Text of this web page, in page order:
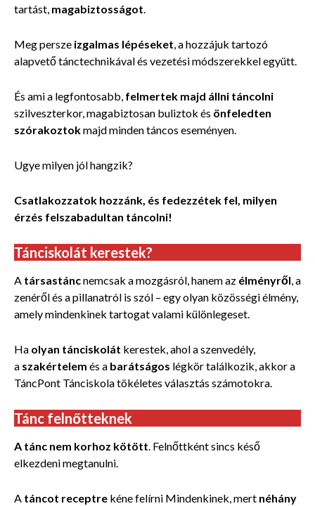
tartást, magabiztosságot.
Meg persze izgalmas lépéseket, a hozzájuk tartozó
alapvető tánctechnikával és vezetési módszerekkel együtt.
És ami a legfontosabb, felmertek majd állni táncolni
szilveszterkor, magabiztosan buliztok és önfeledten
szórakoztokmajd minden táncos eseményen.
Ugye milyen jól hangzik?
Csatlakozzatok hozzánk, és fedezzétek fel, milyen
érzés felszabadultan táncolni!
Tánciskolát kerestek?
A társastáncnemcsak a mozgásról, hanem az élményről, a
zenéről és a pillanatról is szól – egy olyan közösségi élmény,
amely mindenkinek tartogat valami különlegeset.
Ha olyan tánciskolát kerestek, ahol a szenvedély,
a szakértelem és a barátságos légkör találkozik, akkor a
TáncPont Tánciskola tökéletes választás számotokra.
Tánc felnőtteknek
A tánc nem korhoz kötött. Felnőttként sincs késő
elkezdeni megtanulni.
A táncot receptre kéne felírni Mindenkinek, mert néhány